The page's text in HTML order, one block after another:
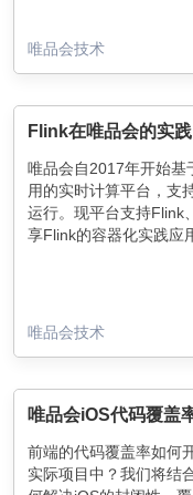
唯品会技术
Flink在唯品会的实践
唯品会自2017年开始基
用的实时计算平台，支
运行。现平台支持Flink
享Flink的容器化实践应
唯品会技术
唯品会iOS代码覆盖
前端的代码覆盖率如何
实际项目中？我们将结